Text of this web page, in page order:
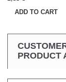
ADD TO CART
PRODUCT